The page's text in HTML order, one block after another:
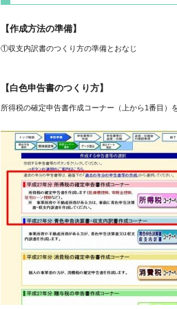
【作成方法の準備】
①収支内訳書のつくり方の準備とおなじ
【白色申告書のつくり方】
所得税の確定申告書作成コーナー（上から1番目）